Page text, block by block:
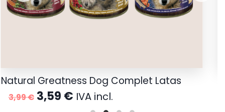
Natural Greatness Dog Complet Latas
3,99€ El
precio
3,59 €El
precio
IVA incl.